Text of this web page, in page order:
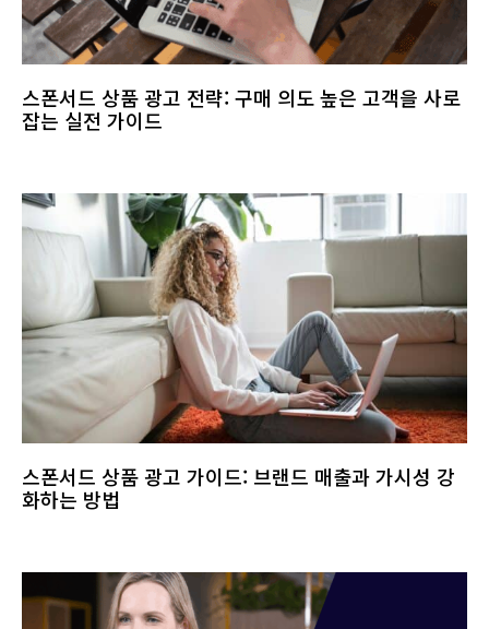
스폰서드 상품 광고 전략: 구매 의도 높은 고객을 사로
잡는 실전 가이드
스폰서드 상품 광고 가이드: 브랜드 매출과 가시성 강
화하는 방법